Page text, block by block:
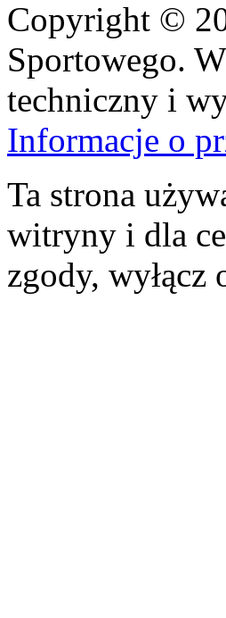
Copyright ©
Sportowego.
techniczny i
Informacje o
Ta strona
witryny i dla
zgody, wyłącz